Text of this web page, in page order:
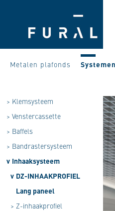
Metalen plafonds Systemen
> Klemsysteem
> Venstercassette
> Baffels
> Bandrastersysteem
v Inhaaksysteem
v DZ-INHAAKPROFIEL
Lang paneel
> Z-inhaakprofiel